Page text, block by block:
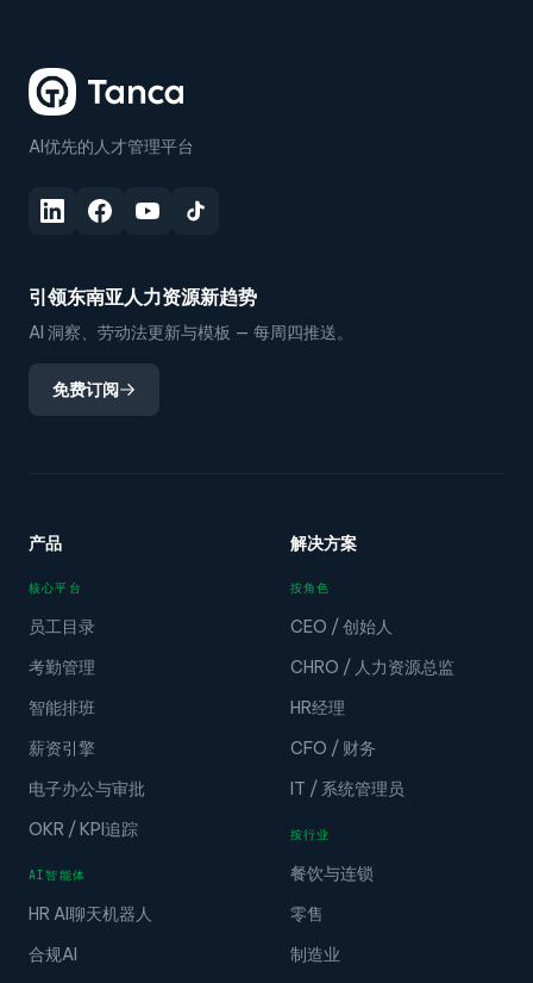
AI优先的人才管理平台
引领东南亚人力资源新趋势
AI 洞察、劳动法更新与模板 — 每周四推送。
免费订阅
产品
核心平台
员工目录
考勤管理
智能排班
薪资引擎
电子办公与审批
OKR / KPI追踪
AI智能体
HR AI聊天机器人
合规AI
解决方案
按角色
CEO / 创始人
CHRO / 人力资源总监
HR经理
CFO / 财务
IT / 系统管理员
按行业
餐饮与连锁
零售
制造业